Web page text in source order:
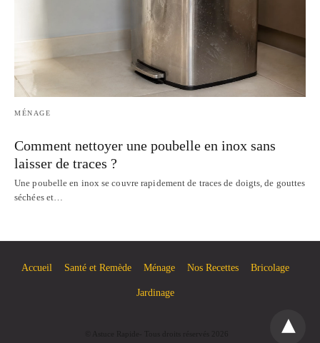
MÉNAGE
Comment nettoyer une poubelle en inox sans
laisser de traces ?
Une poubelle en inox se couvre rapidement de traces de doigts, de gouttes
séchées et…
Accueil Santé et Remède Ménage Nos Recettes Bricolage
Jardinage